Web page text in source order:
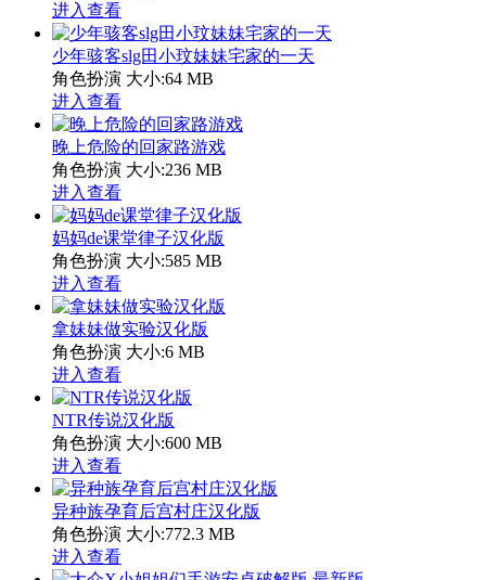
进入查看
少年骇客slg田小玟妹妹宅家的一天
角色扮演 大小:64 MB
进入查看
晚上危险的回家路游戏
角色扮演 大小:236 MB
进入查看
妈妈de课堂律子汉化版
角色扮演 大小:585 MB
进入查看
拿妹妹做实验汉化版
角色扮演 大小:6 MB
进入查看
NTR传说汉化版
角色扮演 大小:600 MB
进入查看
异种族孕育后宫村庄汉化版
角色扮演 大小:772.3 MB
进入查看